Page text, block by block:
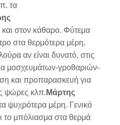
τα
στον κάθαρο. Φύτεμα
στα θερμότερα μέρη.
αν είναι δυνατό, στις
μοσχευμάτων-γροθαριών-
και προπαρασκευή για
ψώρες κλπ. Μάρτης
ψυχρότερα μέρη. Γενικό
το μπόλιασμα στα θερμά